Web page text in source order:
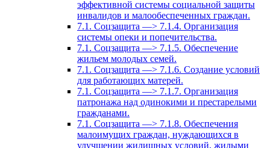
эффективной системы социальной защиты
инвалидов и малообеспеченных граждан.
7.1. Соцзащита —> 7.1.4. Организация
системы опеки и попечительства.
7.1. Соцзащита —> 7.1.5. Обеспечение
жильем молодых семей.
7.1. Соцзащита —> 7.1.6. Создание условий
для работающих матерей.
7.1. Соцзащита —> 7.1.7. Организация
патронажа над одинокими и престарелыми
гражданами.
7.1. Соцзащита —> 7.1.8. Обеспечения
малоимущих граждан, нуждающихся в
улучшении жилищных условий, жилыми